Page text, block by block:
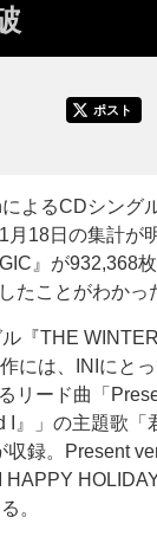
ポスト
よるCDシング
月18日の集計が
』が932,368
たことがわかっ
『THE
には、INIにと
リード曲「
I』」の主題歌「
録。Present
HAPPY
。